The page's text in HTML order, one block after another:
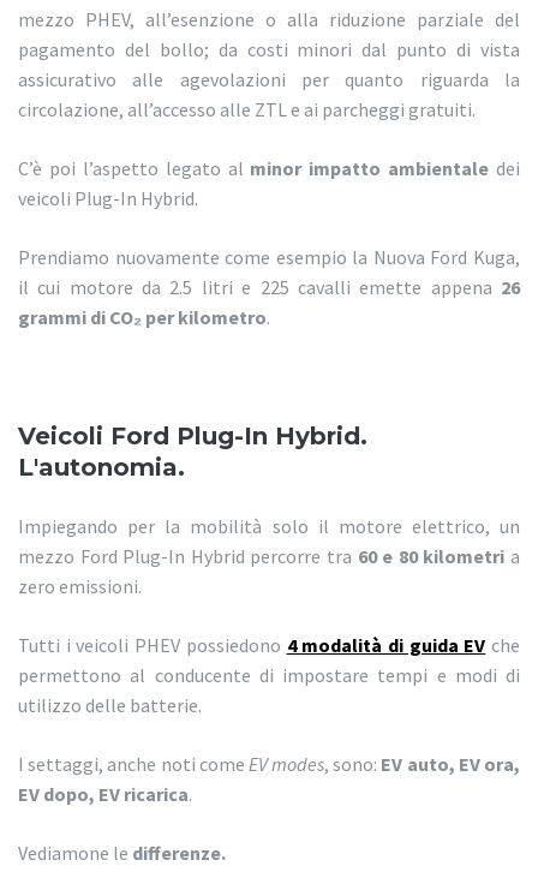
mezzo PHEV, all’esenzione o alla riduzione parziale del
pagamento del bollo; da costi minori dal punto di vista
assicurativo alle agevolazioni per quanto riguarda la
circolazione, all’accesso alle ZTL e ai parcheggi gratuiti.
C’è poi l’aspetto legato al minor impatto ambientale dei
veicoli Plug-In Hybrid.
Prendiamo nuovamente come esempio la Nuova Ford Kuga,
il cui motore da 2.5 litri e 225 cavalli emette appena 26
grammi di CO₂ per kilometro.
Veicoli Ford Plug-In Hybrid.
L'autonomia.
Impiegando per la mobilità solo il motore elettrico, un
mezzo Ford Plug-In Hybrid percorre tra 60 e 80 kilometria
zero emissioni.
Tutti i veicoli PHEV possiedono 4 modalità di guida EV che
permettono al conducente di impostare tempi e modi di
utilizzo delle batterie.
I settaggi, anche noti come EV modes, sono: EV auto, EV ora,
EV dopo, EV ricarica.
Vediamone le differenze.